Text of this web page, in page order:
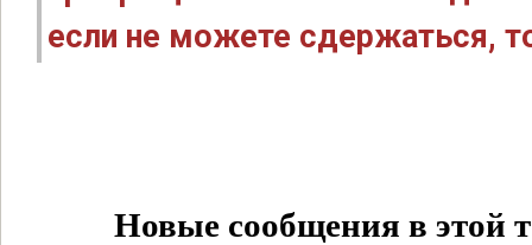
если не можете сдержаться,
Новые сообщения в этой